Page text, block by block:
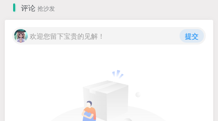
评论 抢沙发
欢迎您留下宝贵的见解！ 提交